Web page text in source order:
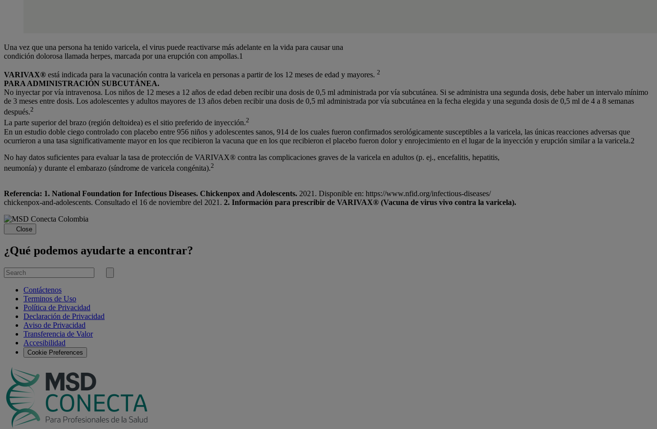
Una vez que una persona ha tenido varicela, el virus puede reactivarse más adelante en la vida para causar una
condición dolorosa llamada herpes, marcada por una erupción con ampollas.1
VARIVAX® está indicada para la vacunación contra la varicela en personas a partir de los 12 meses de edad y mayores. 2
PARA ADMINISTRACIÓN SUBCUTÁNEA.
No inyectar por vía intravenosa. Los niños de 12 meses a 12 años de edad deben recibir una dosis de 0,5 ml administrada por vía subcutánea. Si se administra una segunda dosis, debe haber un intervalo mínimo
de 3 meses entre dosis. Los adolescentes y adultos mayores de 13 años deben recibir una dosis de 0,5 ml administrada por vía subcutánea en la fecha elegida y una segunda dosis de 0,5 ml de 4 a 8 semanas
después.2
La parte superior del brazo (región deltoidea) es el sitio preferido de inyección.2
En un estudio doble ciego controlado con placebo entre 956 niños y adolescentes sanos, 914 de los cuales fueron confirmados serológicamente susceptibles a la varicela, las únicas reacciones adversas que
ocurrieron a una tasa significativamente mayor en los que recibieron la vacuna que en los que recibieron el placebo fueron dolor y enrojecimiento en el lugar de la inyección y erupción similar a la varicela.2
No hay datos suficientes para evaluar la tasa de protección de VARIVAX® contra las complicaciones graves de la varicela en adultos (p. ej., encefalitis, hepatitis,
neumonía) y durante el embarazo (síndrome de varicela congénita).2
Referencia: 1. National Foundation for Infectious Diseases. Chickenpox and Adolescents. 2021. Disponible en: https://www.nfid.org/infectious-diseases/
chickenpox-and-adolescents. Consultado el 16 de noviembre del 2021. 2. Información para prescribir de VARIVAX® (Vacuna de virus vivo contra la varicela).
Close
¿Qué podemos ayudarte a encontrar?
Search
for
Submit
Contáctenos
Terminos de Uso
Política de Privacidad
Declaración de Privacidad
Aviso de Privacidad
Transferencia de Valor
Accesibilidad
Cookie Preferences